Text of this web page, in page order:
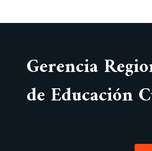
Gerencia
de Educación